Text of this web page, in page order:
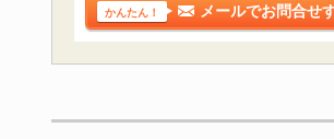
かんたん！ メールでお問合せ